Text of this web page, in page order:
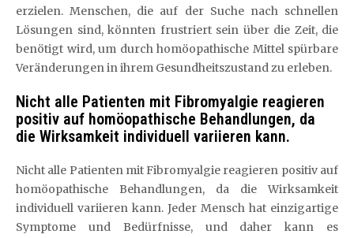
erzielen. Menschen, die auf der Suche nach schnellen
Lösungen sind, könnten frustriert sein über die Zeit, die
benötigt wird, um durch homöopathische Mittel spürbare
Veränderungen in ihrem Gesundheitszustand zu erleben.
Nicht alle Patienten mit Fibromyalgie reagieren
positiv auf homöopathische Behandlungen, da
die Wirksamkeit individuell variieren kann.
Nicht alle Patienten mit Fibromyalgie reagieren positiv auf
homöopathische Behandlungen, da die Wirksamkeit
individuell variieren kann. Jeder Mensch hat einzigartige
Symptome und Bedürfnisse, und daher kann es